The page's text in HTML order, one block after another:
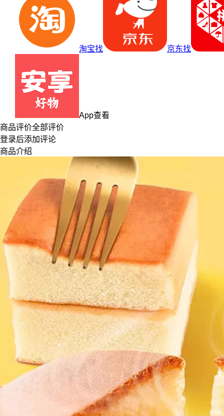
淘宝找 京东找
App查看
商品评价全部评价
登录后添加评论
商品介绍